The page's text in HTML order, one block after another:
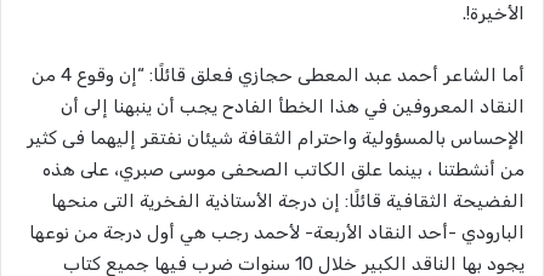
الأخيرة!.
أما الشاعر أحمد عبد المعطى حجازي فعلق قائلًا: “إن وقوع 4 من
النقاد المعروفين في هذا الخطأ الفادح يجب أن ينبهنا إلى أن
الإحساس بالمسؤولية واحترام الثقافة شيئان نفتقر إليهما فى كثير
من أنشطتنا ، بينما علق الكاتب الصحفى موسى صبري، على هذه
الفضيحة الثقافية قائلًا: إن درجة الأستاذية الفخرية التى منحها
البارودي -أحد النقاد الأربعة- لأحمد رجب هي أول درجة من نوعها
يجود بها الناقد الكبير خلال 10 سنوات ضرب فيها جميع كتاب